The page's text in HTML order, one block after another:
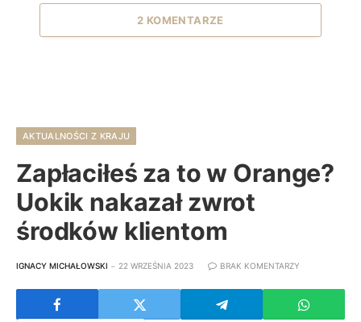
2 KOMENTARZE
AKTUALNOŚCI Z KRAJU
Zapłaciłeś za to w Orange?
Uokik nakazał zwrot
środków klientom
IGNACY MICHAŁOWSKI 22 WRZEŚNIA 2023 BRAK KOMENTARZY